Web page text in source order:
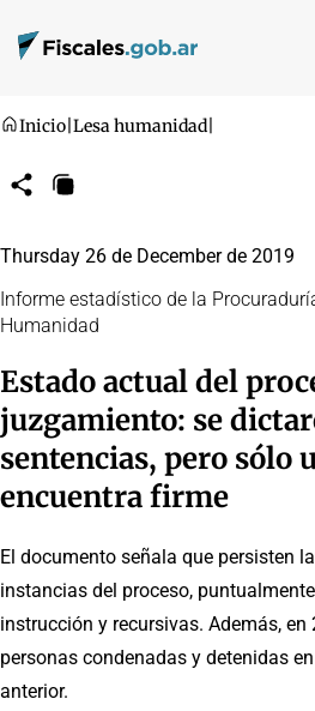
Inicio Lesa humanidad
CompartirCopiar
Thursday 26 de December de 2019
Informe estadístico de la
Humanidad
Estado actual del
juzgamiento: se
sentencias, pero sólo
encuentra firme
El documento señala que persisten
instancias del proceso,
instrucción y recursivas. Además,
personas condenadas y detenidas
anterior.